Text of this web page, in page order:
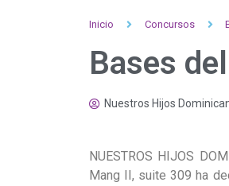
Inicio Concursos
Bases
Nuestros Hijos
NUESTROS HIJOS
Mang II, suite 309 ha